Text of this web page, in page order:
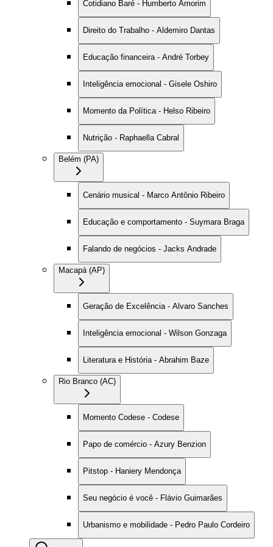
Cotidiano Baré - Humberto Amorim
Direito do Trabalho - Aldemiro Dantas
Educação financeira - André Torbey
Inteligência emocional - Gisele Oshiro
Momento da Política - Helso Ribeiro
Nutrição - Raphaella Cabral
Belém (PA)
Cenário musical - Marco Antônio Ribeiro
Educação e comportamento - Suymara Braga
Falando de negócios - Jacks Andrade
Macapá (AP)
Geração de Excelência - Alvaro Sanches
Inteligência emocional - Wilson Gonzaga
Literatura e História - Abrahim Baze
Rio Branco (AC)
Momento Codese - Codese
Papo de comércio - Azury Benzion
Pitstop - Haniery Mendonça
Seu negócio é você - Flávio Guimarães
Urbanismo e mobilidade - Pedro Paulo Cordeiro